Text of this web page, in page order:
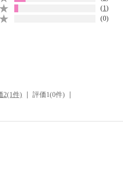
(1 )
(0)
2(1件) 評価1(0件)